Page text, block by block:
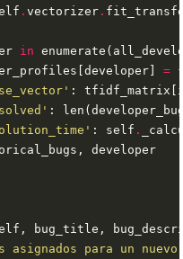
.vectorizer .
in
=
: self .
bug_title,
asignados para un